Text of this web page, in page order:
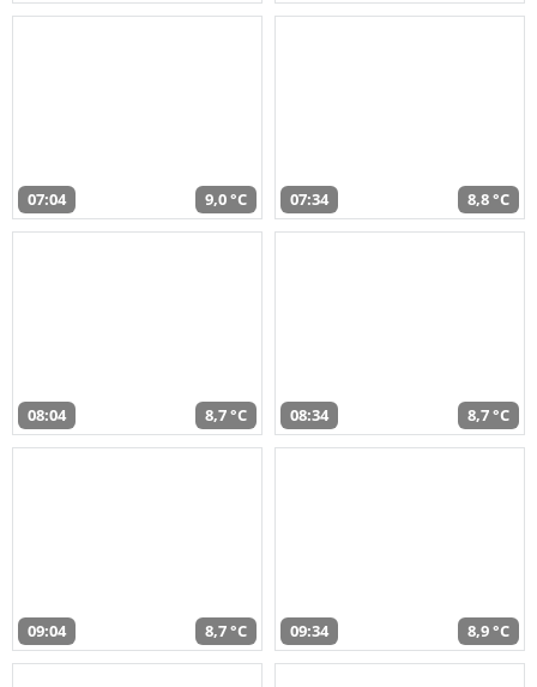
07:04 9,0 °C 07:34 8,8 °C
08:04 8,7 °C 08:34 8,7 °C
09:04 8,7 °C 09:34 8,9 °C